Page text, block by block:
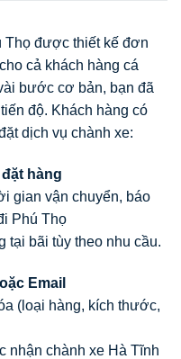
Thọ được thiết kế đơn
cả khách hàng cá
bước cơ bản, bạn đã
độ. Khách hàng có
dịch vụ chành xe:
hàng
gian vận chuyển, báo
Phú Thọ
tại bãi tùy theo nhu cầu.
Email
(loại hàng, kích thước,
nhận chành xe Hà Tĩnh